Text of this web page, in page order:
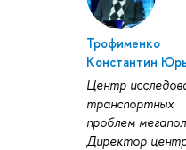
Трофименко
Константин
Центр
транспортных
проблем
Директор